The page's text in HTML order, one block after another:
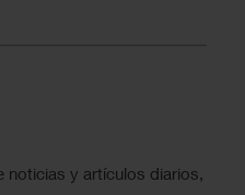
noticias y artículos diarios,